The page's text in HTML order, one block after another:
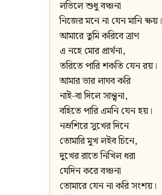
লভিলে শুধু বঞ্চনা
নিজের মনে না যেন মানি ক্ষয়।
আমারে তুমি করিবে ত্রাণ
এ নহে মোর প্রার্থনা,
তরিতে পারি শকতি যেন রয়।
আমার ভার লাঘব করি
নাই-বা দিলে সান্ত্বনা,
বহিতে পারি এমনি যেন হয়।
নম্রশিরে সুখের দিনে
তোমারি মুখ লইব চিনে,
দুখের রাতে নিখিল ধরা
যেদিন করে বঞ্চনা
তোমারে যেন না করি সংশয়।